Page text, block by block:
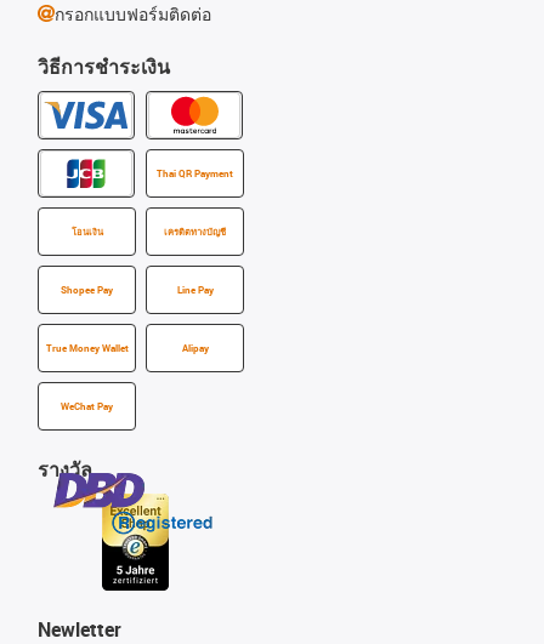
วิธีการชำระเงิน
Thai QR Payment
โอนเงิน เครดิตทางบัญชี
Shopee Pay Line Pay
True Money Wallet Alipay
WeChat Pay
รางวัล
Newletter
กรอกแบบฟอร์มติดต่อ